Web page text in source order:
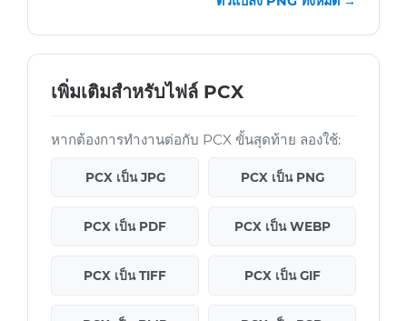
เพิ่มเติมสำหรับไฟล์ PCX
หากต้องการทำงานต่อกับ PCX ขั้นสุดท้าย ลองใช้:
PCX เป็น JPG PCX เป็น PNG
PCX เป็น PDF PCX เป็น WEBP
PCX เป็น TIFF PCX เป็น GIF